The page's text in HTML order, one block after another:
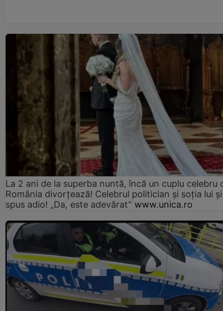
La 2 ani de la superba nuntă, încă un cuplu celebru
România divorțează! Celebrul politician și soția lui
spus adio! „Da, este adevărat” www.unica.ro